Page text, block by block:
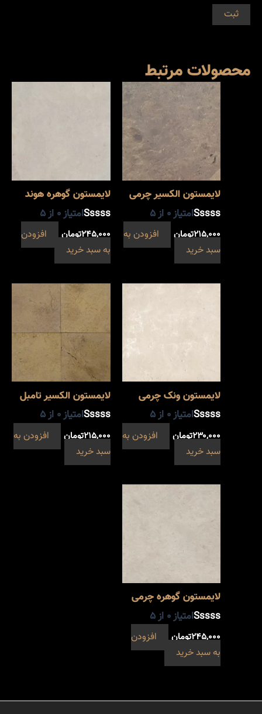
محصولات مرتبط
لایمستون الکسیر چرمی
امتیاز0 از 5
۲۱۵,۰۰۰تومان
افزودن به
سبد خرید
لایمستون گوهره هوند
امتیاز0 از 5
۲۴۵,۰۰۰تومان
افزودن
به سبد خرید
لایمستون ونک چرمی
امتیاز0 از 5
۲۳۰,۰۰۰تومان
افزودن به
سبد خرید
لایمستون الکسیر تامبل
امتیاز0 از 5
۲۱۵,۰۰۰تومان
افزودن به
سبد خرید
لایمستون گوهره چرمی
امتیاز0 از 5
۲۴۵,۰۰۰تومان
افزودن
به سبد خرید